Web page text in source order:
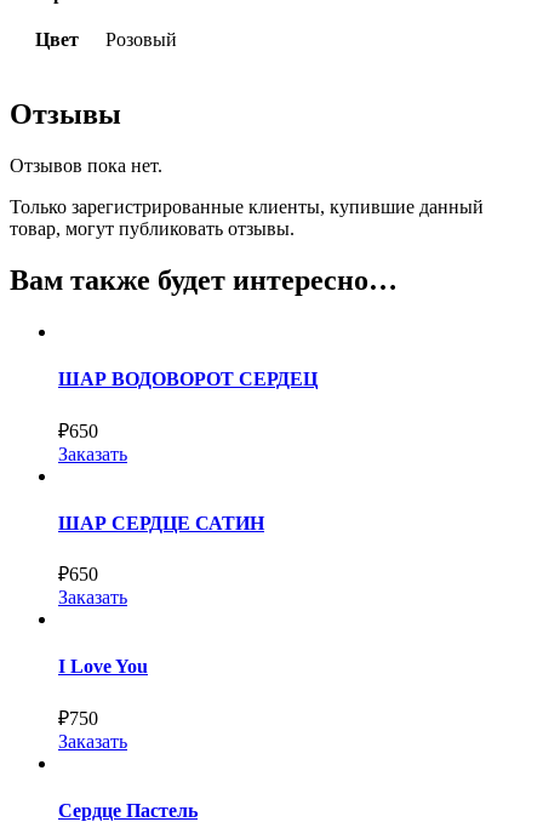
Цвет Розовый
Отзывы
Отзывов пока нет.
Только зарегистрированные клиенты, купившие данный
товар, могут публиковать отзывы.
Вам также будет интересно…
ШАР ВОДОВОРОТ СЕРДЕЦ
₽650
Заказать
ШАР СЕРДЦЕ САТИН
₽650
Заказать
I Love You
₽750
Заказать
Сердце Пастель